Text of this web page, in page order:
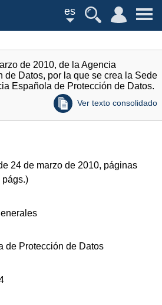
es
de 2010, de la Agencia
de Datos, por la que se crea la Sede
Española de Protección de Datos.
Ver texto consolidado
24 de marzo de 2010, páginas
págs.)
de Protección de Datos